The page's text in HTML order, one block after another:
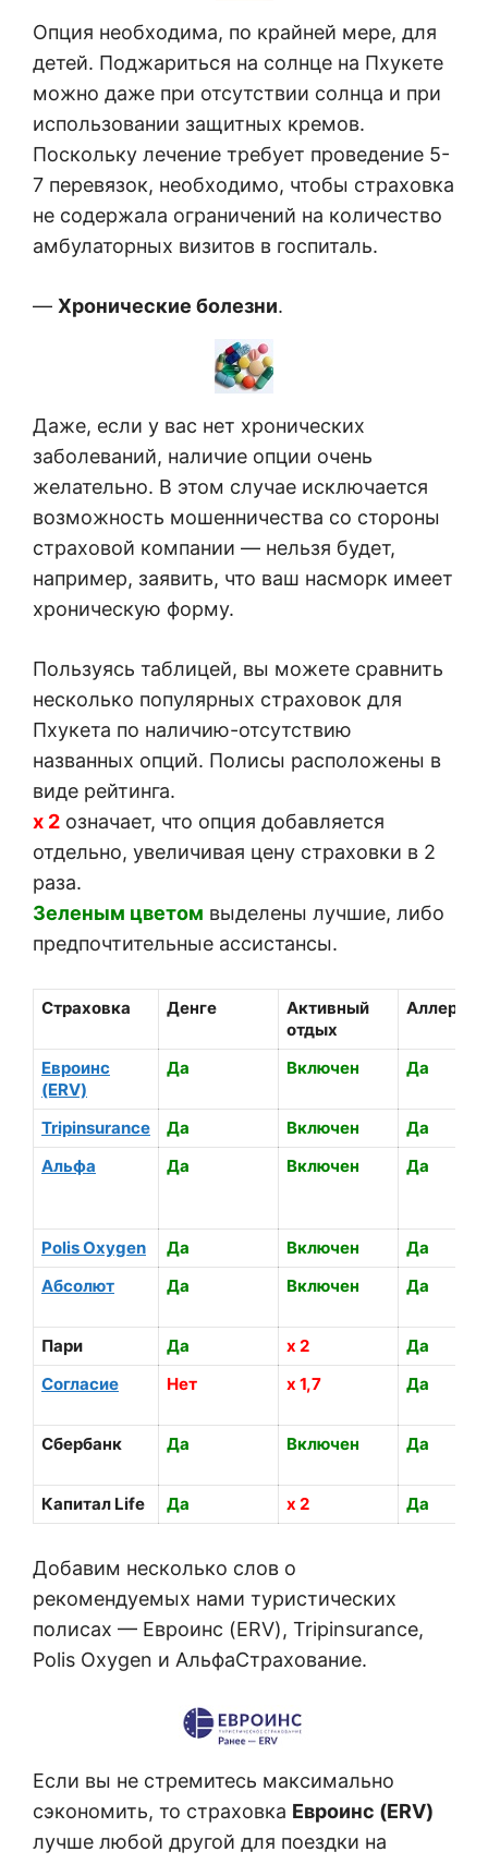
Опция необходима, по крайней мере, для
детей. Поджариться на солнце на Пхукете
можно даже при отсутствии солнца и при
использовании защитных кремов.
Поскольку лечение требует проведение 5-
7 перевязок, необходимо, чтобы страховка
не содержала ограничений на количество
амбулаторных визитов в госпиталь.
— Хронические болезни.
Даже, если у вас нет хронических
заболеваний, наличие опции очень
желательно. В этом случае исключается
возможность мошенничества со стороны
страховой компании — нельзя будет,
например, заявить, что ваш насморк имеет
хроническую форму.
Пользуясь таблицей, вы можете сравнить
несколько популярных страховок для
Пхукета по наличию-отсутствию
названных опций. Полисы расположены в
виде рейтинга.
х 2 означает, что опция добавляется
отдельно, увеличивая цену страховки в 2
раза.
Зеленым цветом выделены лучшие, либо
предпочтительные ассистансы.
Страховка Денге
Активный
отдых
Аллергия
Евроинс
(ERV)
Да Включен Да
Tripinsurance Да Включен
Да
Альфа
Да Включен Да
Polis Oxygen Да Включен
Да
Абсолют
Да Включен Да
Пари Да х 2
Да
Согласие
Нет х 1,7 Да
Сбербанк Да Включен Да
Капитал Life Да х 2 Да
Добавим несколько слов о
рекомендуемых нами туристических
полисах — Евроинс (ERV), Tripinsurance,
Polis Oxygen и АльфаСтрахование.
Если вы не стремитесь максимально
сэкономить, то страховка Евроинс (ERV)
лучше любой другой для поездки на